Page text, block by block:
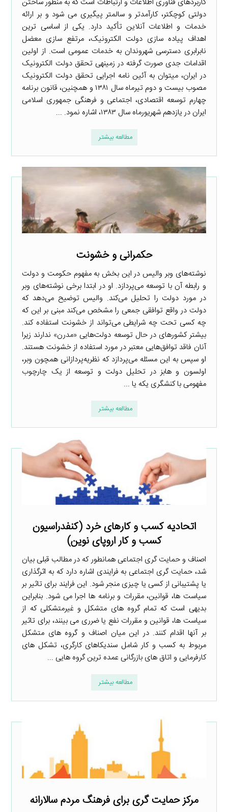
دولتی کوچکتر، کارآمدتر و سالم­تر پیگیری می­ شود و بر ارائه
خدمات و اطلاعات آنلاین تأکید دارد. یکی از اساسی­ ترین
اهداف پیاده­ سازی دولت الکترونیک، مرتفع­ سازی معضل
نابرابری دسترسی شهروندان به خدمات عمومی است. از اولین
اقدامات جدی صورت گرفته در زمینه­ی تحقق دولت الکترونیک
در ایران، می­توان به آئین­ نامه اجرایی تحقق دولت الکترونیک
مصوب بیست و دوم تیرماه سال ۱۳۸۱ و همچنین، قانون برنامه
چهارم توسعه اقتصادی، اجتماعی و فرهنگی جمهوری اسلامی
ایران در یازدهم شهریورماه سال ۱۳۸۳، اشاره نمود. ...
مطالعه بیشتر
حکمرانی و خشونت
نوشته‌های وبر والیس در این بخش به مفهوم حکومت و دولت
و رابطه آن با توسعه می‌پردازد. او در ابتدا برخی نوشته‌های وبر
در مورد دولت را تحلیل می‌کند. والیس توضیح می‌دهد که
دولت در واقع توافقی جمعی را مشخص می‌کند مبنی بر این که
چه کسی تحت چه شرایطی می‌تواند از خشونت استفاده کند.
بیشتر کشورهای در حال توسعه دولت‌هایی «مدرن» ندارند زیرا
آنان فاقد توافق‌هایی معتبر در مورد استفاده از خشونت هستند.
او سپس به این مسئله می‌پردازد که نظریه‌پردازانی همچون وبر،
اولسون و هابز در تحلیل دولت و توسعه از یک چارچوب
مفهومی با کنشگری یکه یا ...
مطالعه بیشتر
اتحادیه کسب­ و کارهای خرد (کنفدراسیون
کسب و کار اروپای نوین)
اصناف و حمایت گری اجتماعی همانطور که در مطالب قبلی بیان
شد، حمایت گری اجتماعی به فرایندی اشاره دارد که به اثرگذاری
یا پشتیبانی از کسی یا چیزی منجر شود. این فرایند برای تاثیر بر
سیاست ها، قوانین، مقررات و برنامه ها اجرا می شود. بنابراین
بدیهی است که تمام گروه های متشکل و غیرمتشکلی که از
سیاست ها، قوانین و مقررات نفع یا ضرری می بینند، برای تاثیر
بر آنها اقدام کنند. در این میان اصناف و گروه های متشکل
مربوط به کسب و کار شامل سندیکاهای کارگری، تشکل های
کارفرمایی و اتاق های بازرگانی عمده ترین گروه هایی ...
مطالعه بیشتر
مرکز حمایت گری برای فرهنگ مردم سالارانه